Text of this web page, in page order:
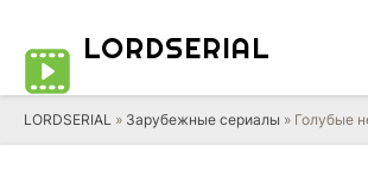
LORDSERIAL
LORDSERIAL » Зарубежные сериалы » Голубые